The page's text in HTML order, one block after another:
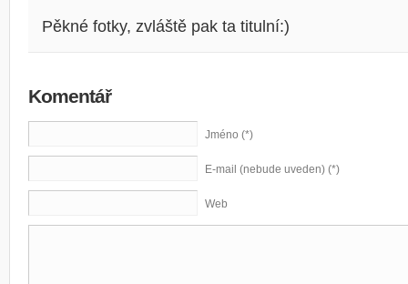
Pěkné fotky, zvláště pak ta titulní:)
Komentář
Jméno (*)
E-mail (nebude uveden) (*)
Web